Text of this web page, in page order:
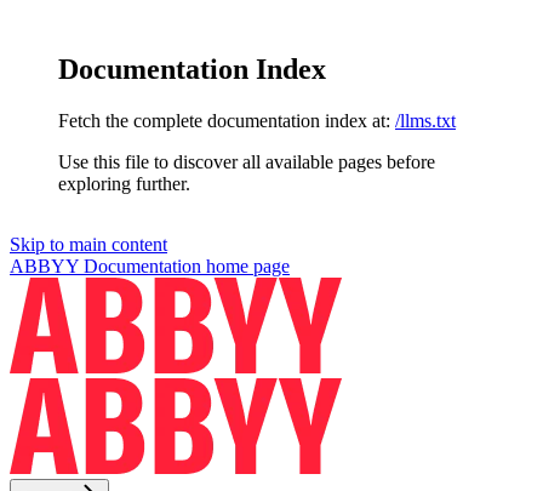
Documentation Index
Fetch the complete documentation index at: /llms.txt
Use this file to discover all available pages before
exploring further.
Skip to main content
ABBYY Documentation home page